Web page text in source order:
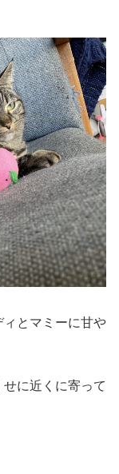
とマミーに甘や
に近くに寄って